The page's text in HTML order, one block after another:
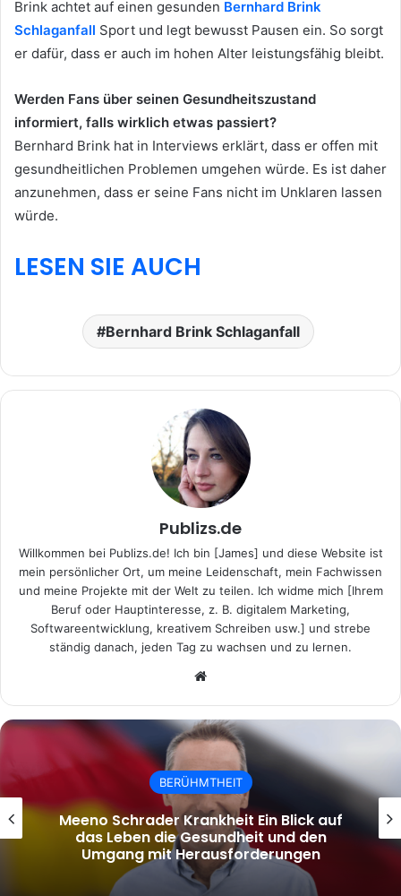
Brink achtet auf einen gesunden Bernhard Brink
Schlaganfall Sport und legt bewusst Pausen ein. So sorgt
er dafür, dass er auch im hohen Alter leistungsfähig bleibt.
Werden Fans über seinen Gesundheitszustand
informiert, falls wirklich etwas passiert?
Bernhard Brink hat in Interviews erklärt, dass er offen mit
gesundheitlichen Problemen umgehen würde. Es ist daher
anzunehmen, dass er seine Fans nicht im Unklaren lassen
würde.
LESEN SIE AUCH
Bernhard Brink Schlaganfall
Publizs.de
Willkommen bei Publizs.de! Ich bin [James] und diese Website ist
mein persönlicher Ort, um meine Leidenschaft, mein Fachwissen
und meine Projekte mit der Welt zu teilen. Ich widme mich [Ihrem
Beruf oder Hauptinteresse, z. B. digitalem Marketing,
Softwareentwicklung, kreativem Schreiben usw.] und strebe
ständig danach, jeden Tag zu wachsen und zu lernen.
BERÜHMTHEIT
Nico Hofmann Maria Furtwängler Neuer
Partner